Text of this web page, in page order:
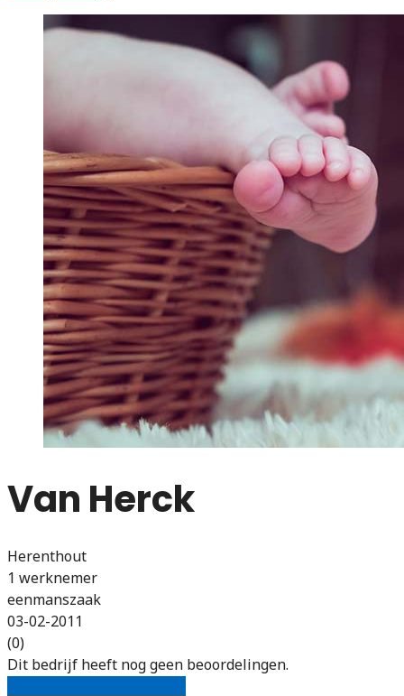
Van Herck
Herenthout
1 werknemer
eenmanszaak
03-02-2011
(0)
Dit bedrijf heeft nog geen beoordelingen.